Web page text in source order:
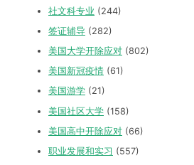
社文科专业 (244)
签证辅导 (282)
美国大学开除应对 (802)
美国新冠疫情 (61)
美国游学 (21)
美国社区大学 (158)
美国高中开除应对 (66)
职业发展和实习 (557)